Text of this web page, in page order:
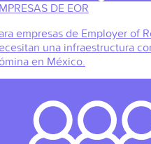
DE EOR
empresas de Employer of
una infraestructura
en México.